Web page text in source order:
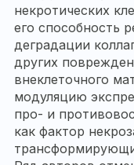
некротических
его способность
деградации
других
внеклеточного
модуляцию
про- и
как фактор